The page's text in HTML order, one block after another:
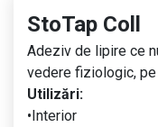
StoTap Coll
Adeziv de lipire ce
vedere fiziologic,
Utilizări:
•Interior